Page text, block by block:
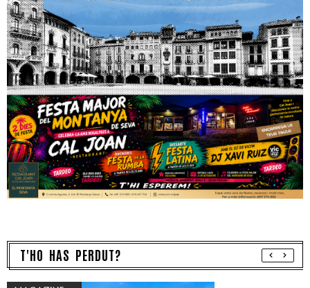
T'HO HAS PERDUT?